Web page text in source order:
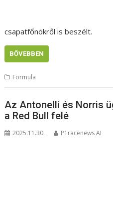
csapatfőnökről is beszélt.
BŐVEBBEN
Formula
Az Antonelli és Norris
a Red Bull felé
2025.11.30. P1racenews AI